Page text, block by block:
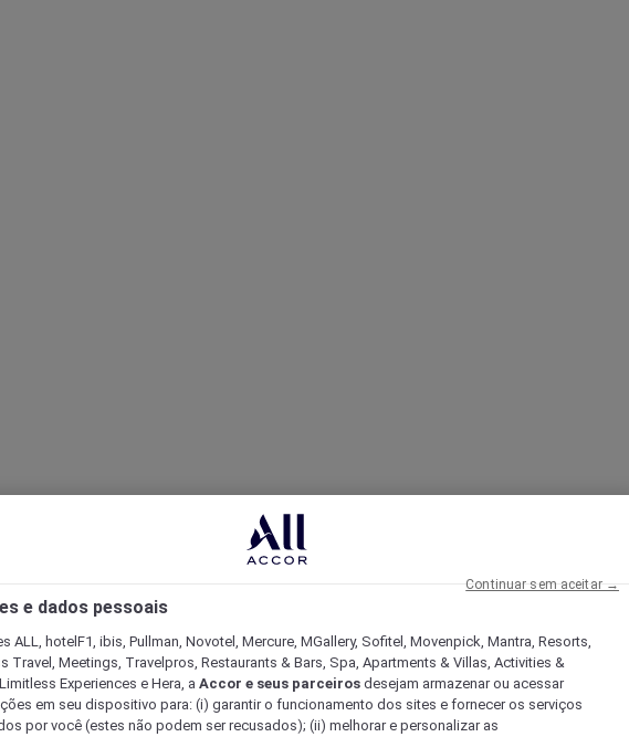
e dados pessoais
ALL, hotelF1, ibis, Pullman, Novotel, Mercure, MGallery, Sofitel, Movenpick, Mantra, Resorts,
Travel, Meetings, Travelpros, Restaurants & Bars, Spa, Apartments & Villas, Activities &
Experiences e Hera, a Accor e seus parceiros desejam armazenar ou acessar
em seu dispositivo para: (i) garantir o funcionamento dos sites e fornecer os serviços
por você (estes não podem ser recusados); (ii) melhorar e personalizar as
Continuar sem aceitar →